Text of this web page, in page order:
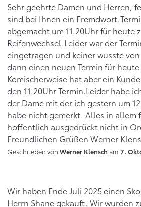
Sehr geehrte Damen und Herren,
sind bei Ihnen ein
abgemacht um 11.20Uhr für heute
Reifenwechsel.Leider war der
eingetragen und keiner wusste
dann einen neuen Termin für
Komischerweise hat aber ein
den 11.20Uhr Termin.Leider habe
der Dame mit der ich gestern um
habe nicht gemerkt. Alles in allem
hoffentlich ausgedrückt nicht in
Freundlichen Grüßen Werner
Geschrieben von Werner Klensch am 7.
Wir haben Ende Juli 2025 einen
Herrn Shane gekauft. Wir wurden